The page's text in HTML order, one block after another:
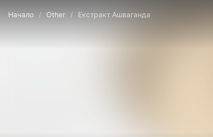
Начало / Other / Екстракт Ашваганда